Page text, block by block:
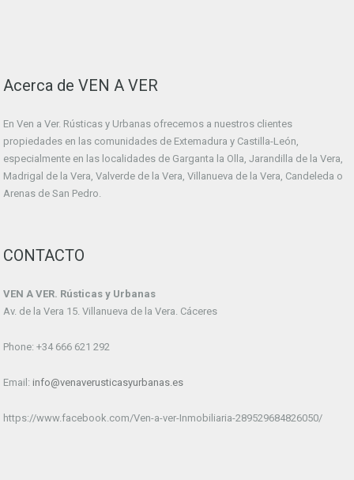
Acerca de VEN A VER
En Ven a Ver. Rústicas y Urbanas ofrecemos a nuestros clientes
propiedades en las comunidades de Extemadura y Castilla-León,
especialmente en las localidades de Garganta la Olla, Jarandilla de la Vera,
Madrigal de la Vera, Valverde de la Vera, Villanueva de la Vera, Candeleda o
Arenas de San Pedro.
CONTACTO
VEN A VER. Rústicas y Urbanas
Av. de la Vera 15. Villanueva de la Vera. Cáceres
Phone: +34 666 621 292
Email: info@venaverusticasyurbanas.es
https://www.facebook.com/Ven-a-ver-Inmobiliaria-289529684826050/